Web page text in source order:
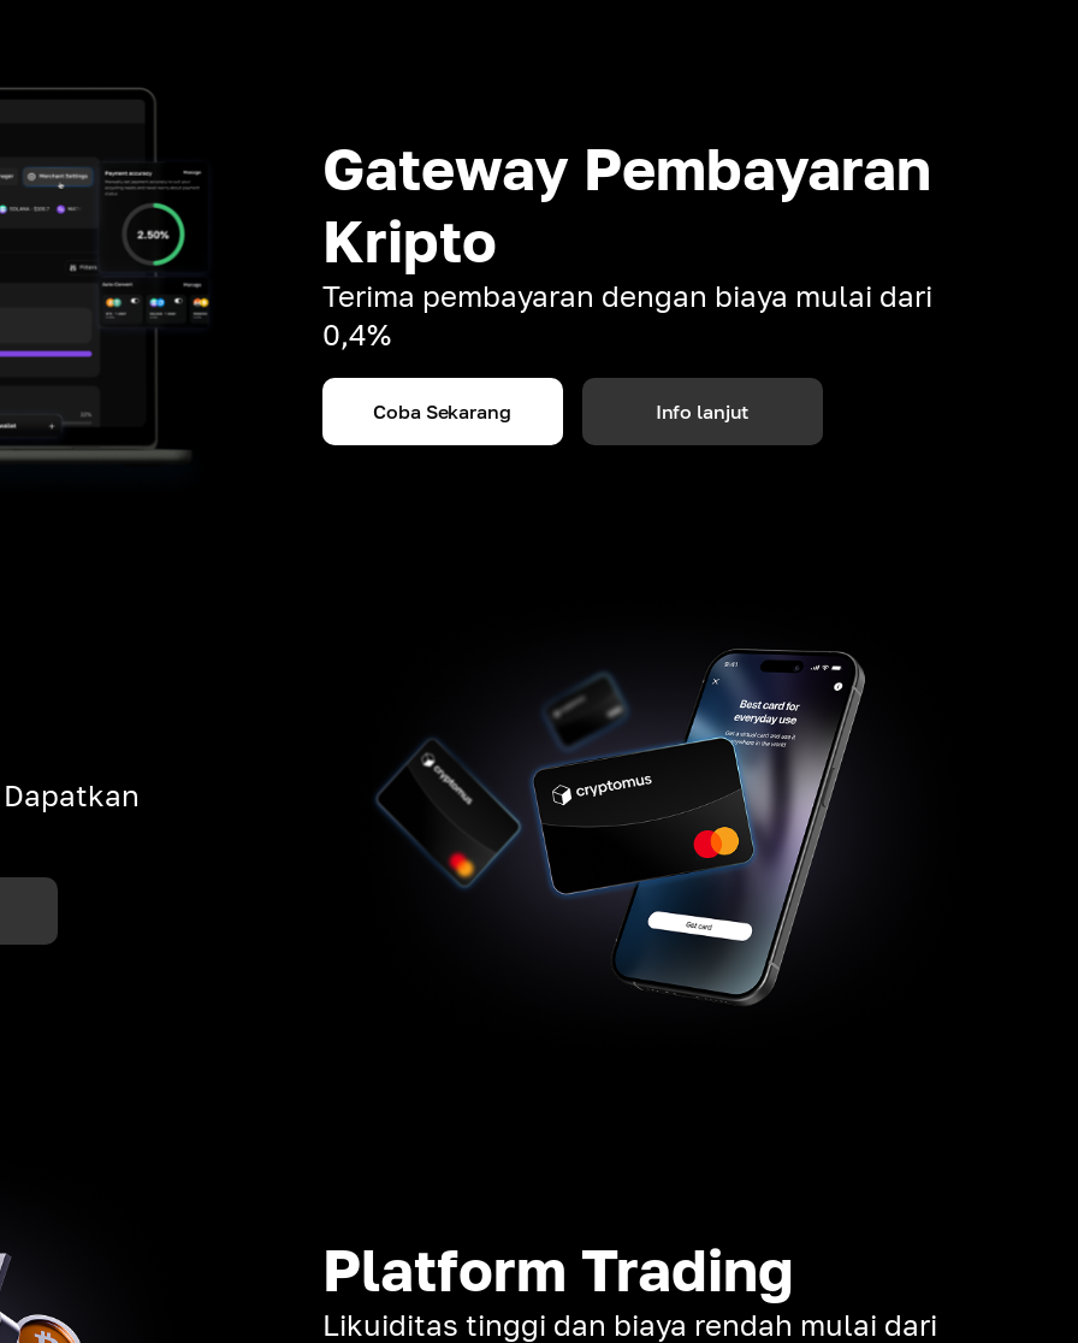
Gateway Pembayaran
Kripto
Terima pembayaran dengan biaya mulai dari
0,4%
Coba Sekarang Info lanjut
Platform Trading
Likuiditas tinggi dan biaya rendah mulai dari